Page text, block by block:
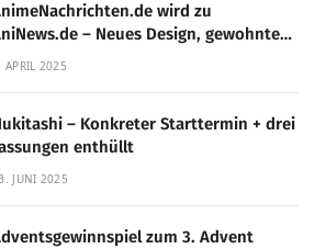
wird zu
– Neues Design, gewohnte
APRIL 2025
– Konkreter Starttermin + drei
enthüllt
JUNI 2025
zum 3. Advent